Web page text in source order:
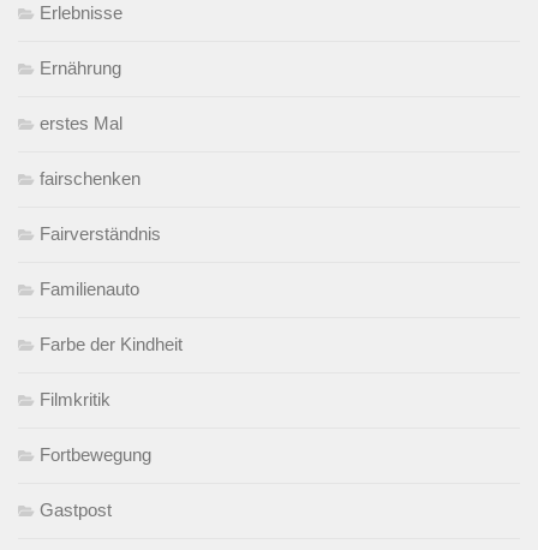
Erlebnisse
Ernährung
erstes Mal
fairschenken
Fairverständnis
Familienauto
Farbe der Kindheit
Filmkritik
Fortbewegung
Gastpost